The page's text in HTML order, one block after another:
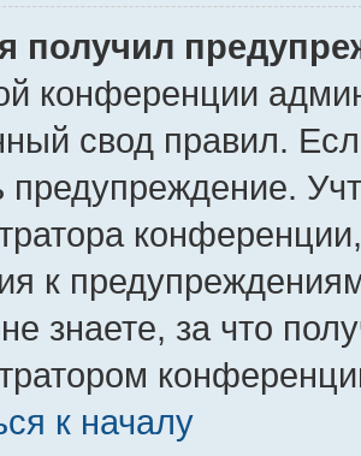
получил
конференции
свод правил.
предупреждение.
к
знаете, за что
к началу